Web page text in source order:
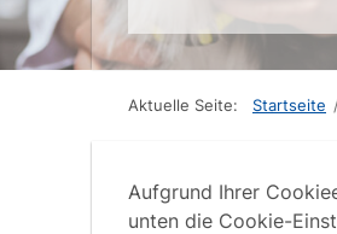
Aktuelle Seite: Startseite
Aufgrund Ihrer
unten die Cookie-